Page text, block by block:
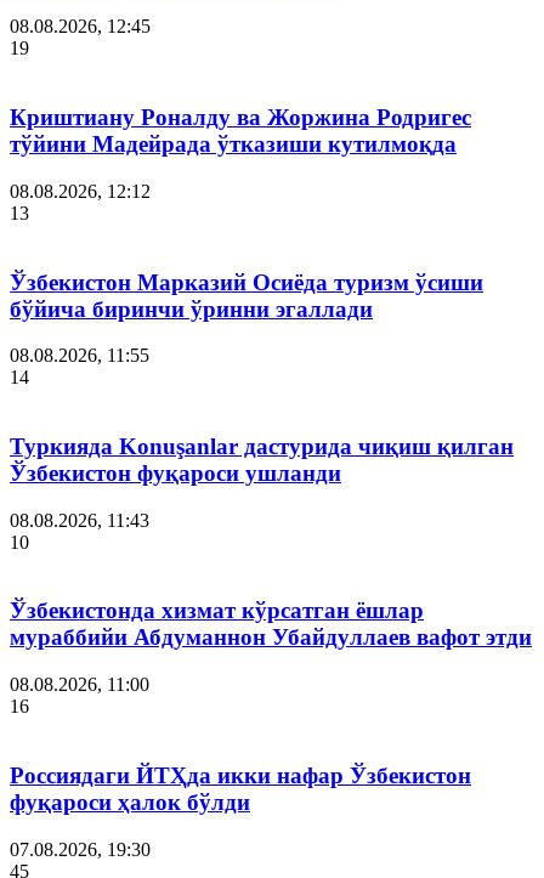
08.08.2026, 12:45
19
Криштиану Роналду ва Жоржина Родригес
тўйини Мадейрада ўтказиши кутилмоқда
08.08.2026, 12:12
13
Ўзбекистон Марказий Осиёда туризм ўсиши
бўйича биринчи ўринни эгаллади
08.08.2026, 11:55
14
Туркияда Konuşanlar дастурида чиқиш қилган
Ўзбекистон фуқароси ушланди
08.08.2026, 11:43
10
Ўзбекистонда хизмат кўрсатган ёшлар
мураббийи Абдуманнон Убайдуллаев вафот этди
08.08.2026, 11:00
16
Россиядаги ЙТҲда икки нафар Ўзбекистон
фуқароси ҳалок бўлди
07.08.2026, 19:30
45